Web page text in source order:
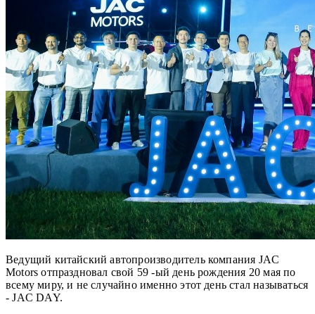
Ведущий китайский автопроизводитель компания JAC
Motors отпраздновал свой 59 -ый день рождения 20 мая по
всему миру, и не случайно именно этот день стал называться
- JAC DAY.